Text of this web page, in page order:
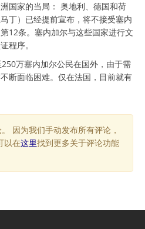
国家的当局： 奥地利、德国和荷
丁）已经提前宣布，将不接受塞内
12条。塞内加尔与这些国家进行文
程序。
万塞内加尔公民在国外，由于需
断面临困难。仅在法国，目前就有
因为我们手动发布所有评论，
以在这里找到更多关于评论功能